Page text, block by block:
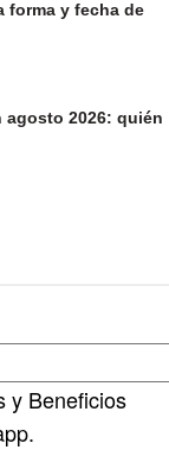
forma y fecha de
2026: quién
y Beneficios